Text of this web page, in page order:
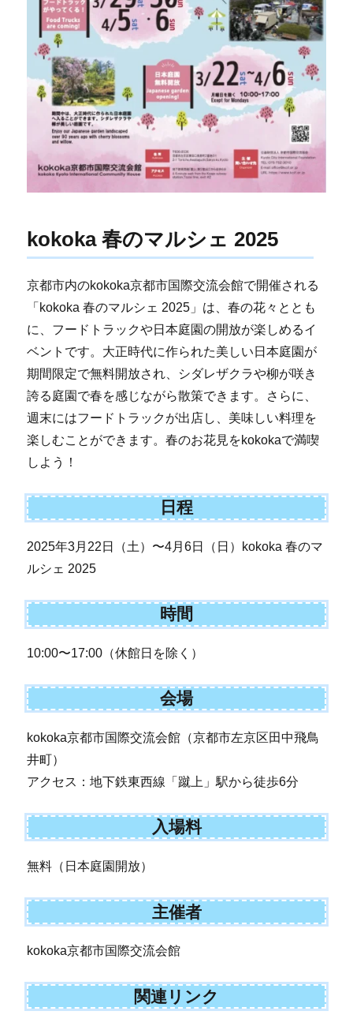
kokoka 春のマルシェ 2025
京都市内のkokoka京都市国際交流会館で開催される
「kokoka 春のマルシェ 2025」は、春の花々ととも
に、フードトラックや日本庭園の開放が楽しめるイ
ベントです。大正時代に作られた美しい日本庭園が
期間限定で無料開放され、シダレザクラや柳が咲き
誇る庭園で春を感じながら散策できます。さらに、
週末にはフードトラックが出店し、美味しい料理を
楽しむことができます。春のお花見をkokokaで満喫
しよう！
日程
2025年3月22日（土）〜4月6日（日）kokoka 春のマ
ルシェ 2025
時間
10:00〜17:00（休館日を除く）
会場
kokoka京都市国際交流会館（京都市左京区田中飛鳥
井町）
アクセス：地下鉄東西線「蹴上」駅から徒歩6分
入場料
無料（日本庭園開放）
主催者
kokoka京都市国際交流会館
関連リンク